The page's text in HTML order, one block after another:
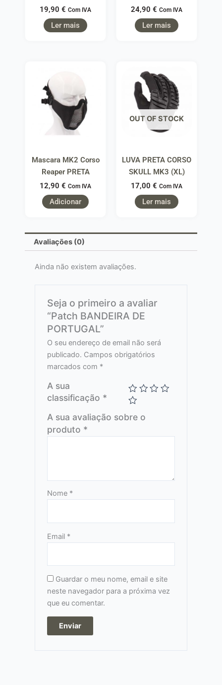
19,90 € Com IVA
Ler mais
24,90 € Com IVA
Ler mais
Mascara MK2 Corso
Reaper PRETA
12,90 € Com IVA
Adicionar
OUT OF STOCK
LUVA PRETA CORSO
SKULL MK3 (XL)
17,00 € Com IVA
Ler mais
Avaliações (0)
Ainda não existem avaliações.
Seja o primeiro a avaliar
“Patch BANDEIRA DE
PORTUGAL”
O seu endereço de email não será
publicado. Campos obrigatórios
marcados com *
A sua
classificação *
A sua avaliação sobre o
produto *
Nome *
Email *
Guardar o meu nome, email e site
neste navegador para a próxima vez
que eu comentar.